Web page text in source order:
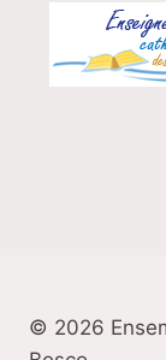
© 2026